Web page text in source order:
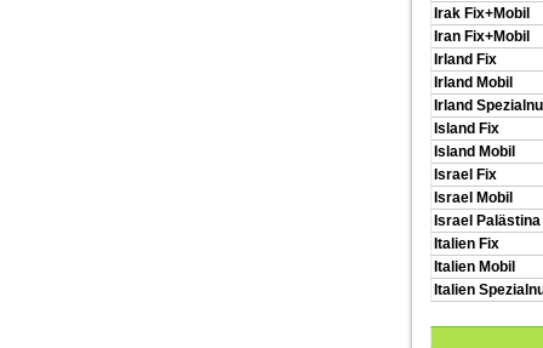
Irak Fix+Mobil
Iran Fix+Mobil
Irland Fix
Irland Mobil
Irland
Island Fix
Island Mobil
Israel Fix
Israel Mobil
Israel Palästina
Italien Fix
Italien Mobil
Italien